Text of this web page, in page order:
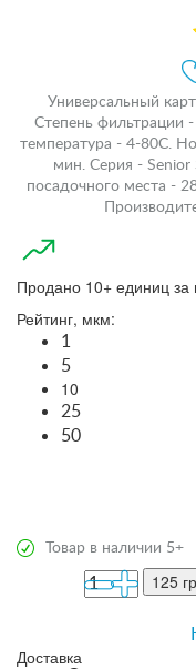
Универсальный
Степень фильтрации
температура - 4-80С.
мин. Серия -
посадочного места -
Продано 10+ единиц за
Рейтинг, мкм:
1
5
10
25
50
Товар в наличии 5+
125
Доставка